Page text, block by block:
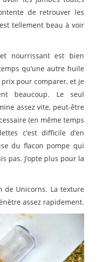
de retrouver les
tellement beau à voir
nourrissant est bien
qu’une autre huile
pour comparer, et je
beaucoup. Le seul
assez vite, peut-être
(en même temps
c’est difficile d’en
du flacon pompe qui
pas. J’opte plus pour la
de Unicorns. La texture
assez rapidement.